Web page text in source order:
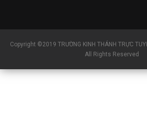
Copyright ©2019 TRƯỜNG KINH THÁNH TRỰC
All Rights Reserved